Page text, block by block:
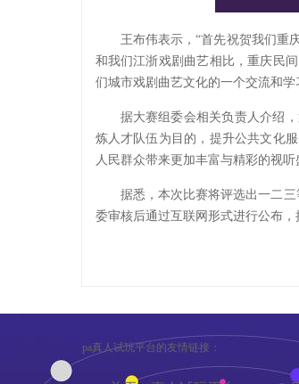
王布伟表示，“首先祝贺我们重
和我们江浙戏剧曲艺相比，重庆民
们城市戏剧曲艺文化的一个交流和学
据大赛组委会相关负责人介绍
炼人才队伍为目的，提升公共文化
人民群众带来更加丰富与精彩的视听
据悉，本次比赛将评选出一二
委审核后通过互联网形式进行公布，
pa真人试玩平台的友情链接：